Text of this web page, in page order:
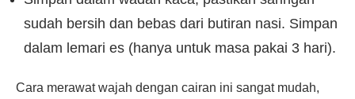
sudah bersih dan bebas dari butiran nasi. Simpan
dalam lemari es (hanya untuk masa pakai 3 hari).
Cara merawat wajah dengan cairan ini sangat mudah,